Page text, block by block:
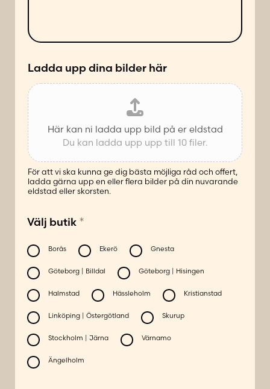
t
*
d
e
Ladda upp dina bilder här
Här kan ni ladda upp bild på er eldstad
Du kan ladda upp upp till 10 filer.
För att vi ska kunna ge dig bästa möjliga råd och offert,
ladda gärna upp en eller flera bilder på din nuvarande
eldstad eller skorsten.
Välj butik *
Borås Ekerö Gnesta
Göteborg | Billdal Göteborg | Hisingen
Halmstad Hässleholm Kristianstad
Linköping | Östergötland Skurup
Stockholm | Järna Värnamo
Ängelholm